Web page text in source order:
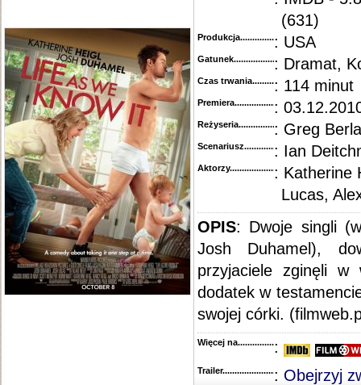
(631)
Produkcja.........................................
: USA
Gatunek...........................................
: Dramat,
Czas trwania......................................
: 114 minut
Premiera..........................................
:
Reżyseria........................................
: Greg
Scenariusz........................................
: Ian
Aktorzy...........................................
: Katherine
Lucas,
OPIS: Dwoje singli
Josh Duhamel),
przyjaciele zginęli w
dodatek w
swojej córki.
Więcej na........................................
:
Trailer...........................................
: Obejrzyj